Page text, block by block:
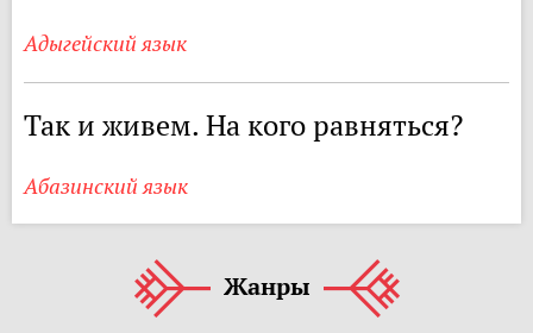
Адыгейский язык
Так и живем. На кого равняться?
Абазинский язык
Жанры